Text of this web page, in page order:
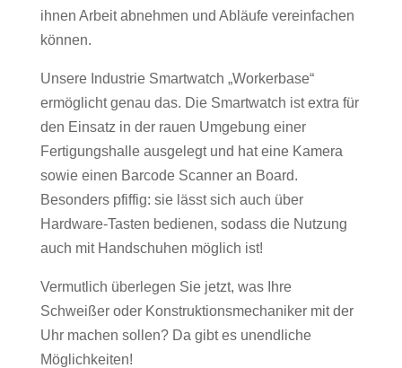
ihnen Arbeit abnehmen und Abläufe vereinfachen
können.
Unsere Industrie Smartwatch „Workerbase“
ermöglicht genau das. Die Smartwatch ist extra für
den Einsatz in der rauen Umgebung einer
Fertigungshalle ausgelegt und hat eine Kamera
sowie einen Barcode Scanner an Board.
Besonders pfiffig: sie lässt sich auch über
Hardware-Tasten bedienen, sodass die Nutzung
auch mit Handschuhen möglich ist!
Vermutlich überlegen Sie jetzt, was Ihre
Schweißer oder Konstruktionsmechaniker mit der
Uhr machen sollen? Da gibt es unendliche
Möglichkeiten!